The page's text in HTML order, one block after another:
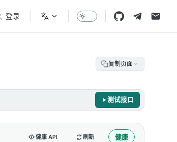
登录
复制页面
测试接口
健康 API 刷新 健康